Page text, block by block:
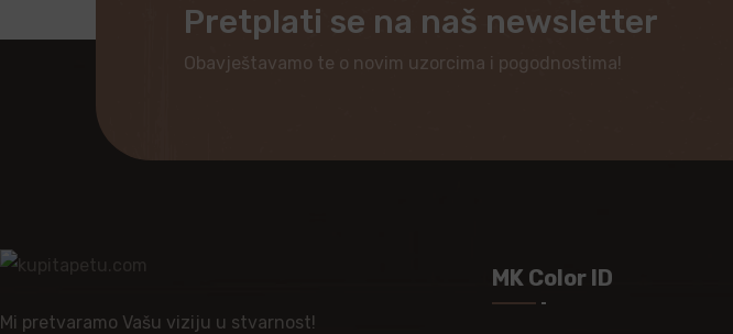
Pretplati se na naš newsletter
Obavještavamo te o novim uzorcima i pogodnostima!
Mi pretvaramo Vašu viziju u stvarnost!
MK Color ID